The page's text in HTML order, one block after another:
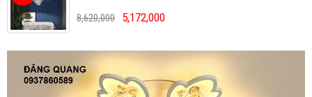
8,620,000 5,172,000